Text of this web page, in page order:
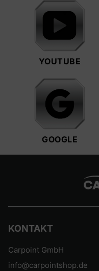
YOUTUBE
GOOGLE
KONTAKT
Carpoint GmbH
info@carpointshop.de